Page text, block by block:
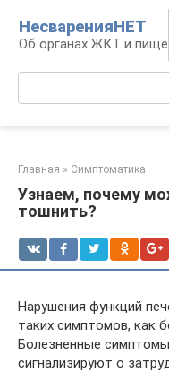
контенту
НесваренияНЕТ
Об органах ЖКТ и
Главная » Симптоматика
Узнаем, почему
тошнить?
Нарушения функций
таких симптомов, как
Болезненные
сигнализируют о